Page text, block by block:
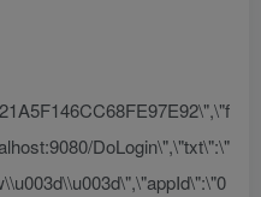
DoLogin\",\"txt\":\"